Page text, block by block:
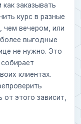
заказывать
курс в разные
чем вечером, или
выгодные
не нужно. Это
клиентах.
этого зависит,